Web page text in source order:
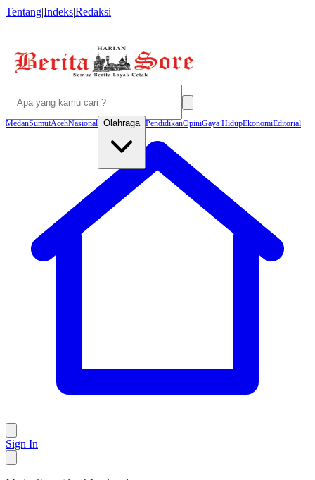
Tentang|Indeks|Redaksi
MedanSumutAcehNasional Olahraga PendidikanOpiniGaya HidupEkonomiEditorial
Sign In